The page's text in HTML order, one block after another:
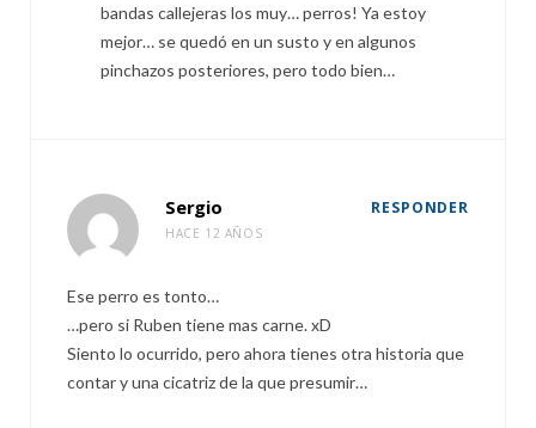
bandas callejeras los muy… perros! Ya estoy
mejor… se quedó en un susto y en algunos
pinchazos posteriores, pero todo bien…
Sergio
HACE 12 AÑOS
RESPONDER
Ese perro es tonto…
…pero si Ruben tiene mas carne. xD
Siento lo ocurrido, pero ahora tienes otra historia que
contar y una cicatriz de la que presumir…